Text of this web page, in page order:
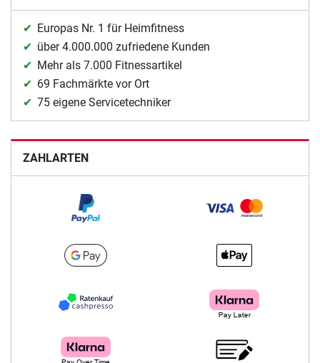
Europas Nr. 1 für Heimfitness
über 4.000.000 zufriedene Kunden
Mehr als 7.000 Fitnessartikel
69 Fachmärkte vor Ort
75 eigene Servicetechniker
ZAHLARTEN